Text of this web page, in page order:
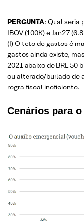
PERGUNTA: Qual seria
IBOV (100K) e Jan27
(I) O teto de gastos é
gastos ainda existe,
2021 abaixo de BRL 50
ou alterado/burlado de
regra fiscal ineficiente.
Cenários para